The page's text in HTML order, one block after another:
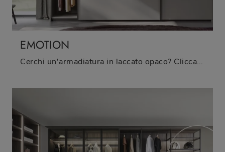
EMOTION
Cerchi un'armadiatura in laccato opaco? Clicca e scopri armadiature a muro con ante scorrevoli di Fimar.